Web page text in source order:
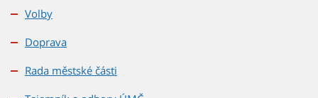
Volby
Doprava
Rada městské části